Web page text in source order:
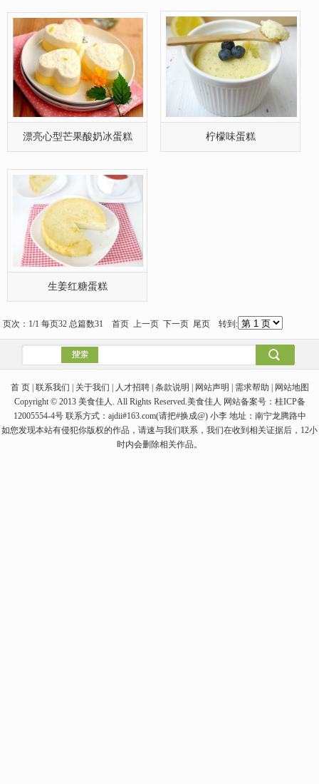
漂亮心型芒果酸奶冰蛋糕 柠檬味蛋糕
生姜红糖蛋糕
页次：1/1 每页32 总篇数31 首页 上一页 下一页 尾页 转到:
首 页 | 联系我们 | 关于我们 | 人才招聘 | 条款说明 | 网站声明 | 需求帮助 | 网站地图
Copyright © 2013 美食佳人. All Rights Reserved.美食佳人 网站备案号：桂ICP备
12005554-4号 联系方式：ajdii#163.com(请把#换成@) 小李 地址：南宁龙腾路中
如您发现本站有侵犯你版权的作品，请速与我们联系，我们在收到相关证据后，12小
时内会删除相关作品。